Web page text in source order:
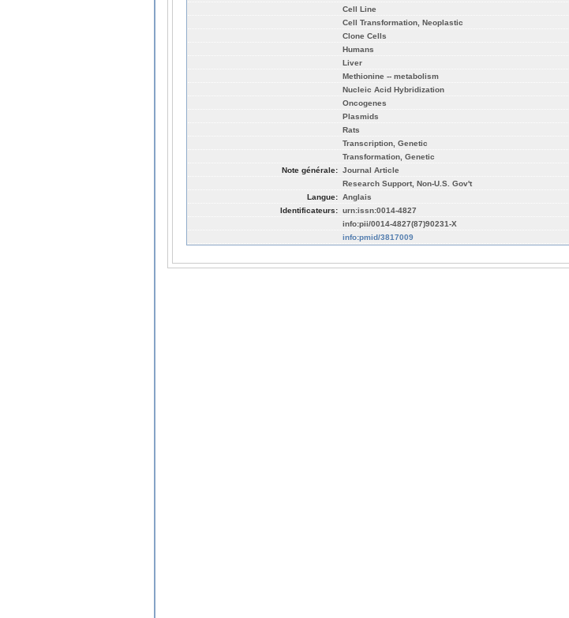
Cell Line
Cell Transformation, Neoplastic
Clone Cells
Humans
Liver
Methionine -- metabolism
Nucleic Acid Hybridization
Oncogenes
Plasmids
Rats
Transcription, Genetic
Transformation, Genetic
Note générale: Journal Article
Research Support, Non-U.S. Gov't
Langue: Anglais
Identificateurs: urn:issn:0014-4827
info:pii/0014-4827(87)90231-X
info:pmid/3817009